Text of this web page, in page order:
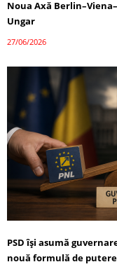
Noua Axă
Ungar
27/06/2026
PSD își asumă
nouă formulă de